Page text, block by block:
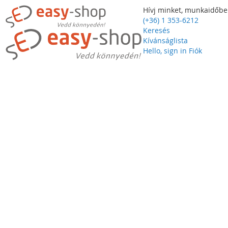
Hívj minket,
(+36) 1 353-6212
Keresés
Kívánságlista
Hello, sign in Fiók